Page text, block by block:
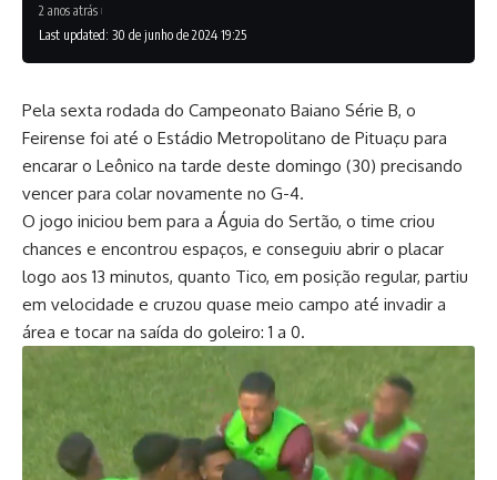
Last updated: 30 de junho de 2024 19:25
2 anos atrás
Pela sexta rodada do Campeonato Baiano Série B, o
Feirense foi até o Estádio Metropolitano de Pituaçu para
encarar o Leônico na tarde deste domingo (30) precisando
vencer para colar novamente no G-4.
O jogo iniciou bem para a Águia do Sertão, o time criou
chances e encontrou espaços, e conseguiu abrir o placar
logo aos 13 minutos, quanto Tico, em posição regular, partiu
em velocidade e cruzou quase meio campo até invadir a
área e tocar na saída do goleiro: 1 a 0.